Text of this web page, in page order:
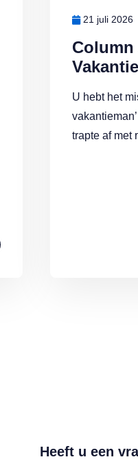
Column
Vakantie
21 juli 2026
U hebt het
trapte af met
Heeft u een